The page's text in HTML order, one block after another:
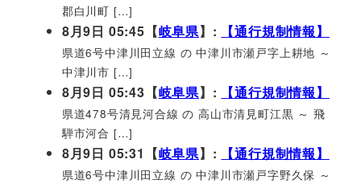
郡白川町 […]
8月9日 05:45【岐阜県】: 【通行規制情報】
県道6号中津川田立線 の 中津川市瀬戸字上耕地 ～
中津川市 […]
8月9日 05:43【岐阜県】: 【通行規制情報】
県道478号清見河合線 の 高山市清見町江黒 ～ 飛
騨市河合 […]
8月9日 05:31【岐阜県】: 【通行規制情報】
県道6号中津川田立線 の 中津川市瀬戸字野久保 ～